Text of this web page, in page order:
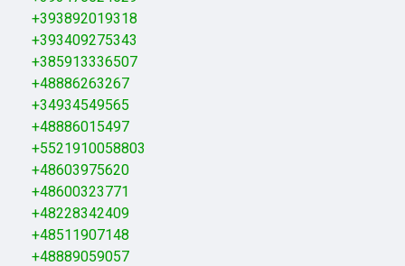
+393892019318
+393409275343
+385913336507
+48886263267
+34934549565
+48886015497
+5521910058803
+48603975620
+48600323771
+48228342409
+48511907148
+48889059057